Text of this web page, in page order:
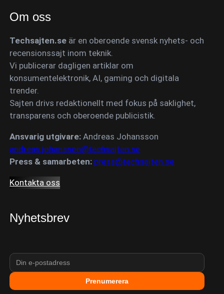
Om oss
Techsajten.se är en oberoende svensk nyhets- och
recensionssajt inom teknik.
Vi publicerar dagligen artiklar om
konsumentelektronik, AI, gaming och digitala
trender.
Sajten drivs redaktionellt med fokus på saklighet,
transparens och oberoende publicistik.
Ansvarig utgivare: Andreas Johansson
andreas.johansson@techsajten.se
Press & samarbeten: press@techsajten.se
Kontakta oss
Nyhetsbrev
Prenumerera